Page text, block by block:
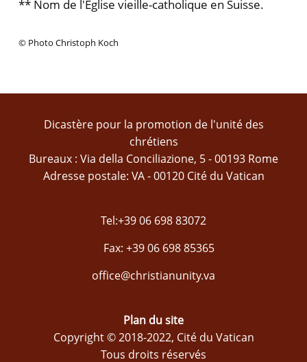
** Nom de l'Église vieille-catholique en Suisse.
© Photo Christoph Koch
Dicastère pour la promotion de l'unité des
chrétiens
Bureaux : Via della Conciliazione, 5 - 00193 Rome
Adresse postale: VA - 00120 Cité du Vatican
Tel:+39 06 698 83072
Fax: +39 06 698 85365
office@christianunity.va
Plan du site
Copyright © 2018-2022, Cité du Vatican
Tous droits réservés